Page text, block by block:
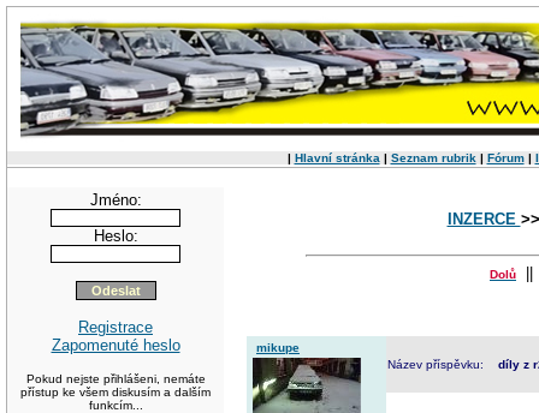
| Hlavní stránka | Seznam rubrik | Fórum|
Jméno:
Heslo:
Registrace
Zapomenuté heslo
Pokud nejste přihlášeni, nemáte
přístup ke všem diskusím a dalším
funkcím...
INZERCE
Dolů
mikupe
Název příspěvku: díly z